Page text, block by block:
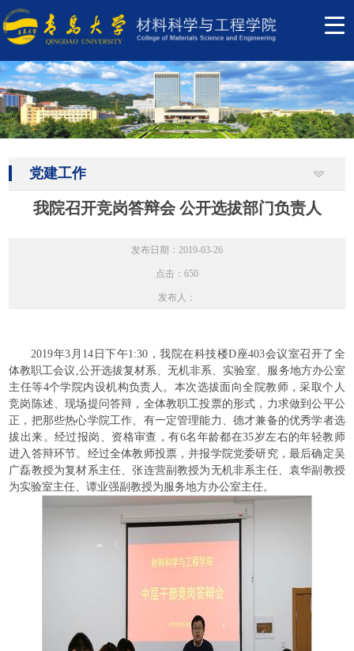
党建工作
我院召开竞岗答辩会 公开选拔部门负责人
发布日期：2019-03-26
点击： 650
发布人：
2019年3月14日下午1:30，我院在科技楼D座403会议室召开了全
体教职工会议,公开选拔复材系、无机非系、实验室、服务地方办公室
主任等4个学院内设机构负责人。本次选拔面向全院教师，采取个人
竞岗陈述、现场提问答辩，全体教职工投票的形式，力求做到公平公
正，把那些热心学院工作、有一定管理能力、德才兼备的优秀学者选
拔出来。经过报岗、资格审查，有6名年龄都在35岁左右的年轻教师
进入答辩环节。经过全体教师投票，并报学院党委研究，最后确定吴
广磊教授为复材系主任、张连营副教授为无机非系主任、袁华副教授
为实验室主任、谭业强副教授为服务地方办公室主任。